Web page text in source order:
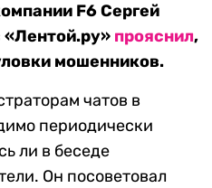
F6 Сергей
«Лентой.ру» прояснил,
мошенников.
чатов в
периодически
ли в беседе
Он посоветовал